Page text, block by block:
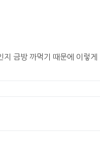
금방 까먹기 때문에 이렇